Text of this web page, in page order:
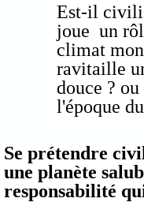
Se prétendre
une planète
responsabilité
Est-il
joue un
climat
ravitaille
douce ?
l'époque